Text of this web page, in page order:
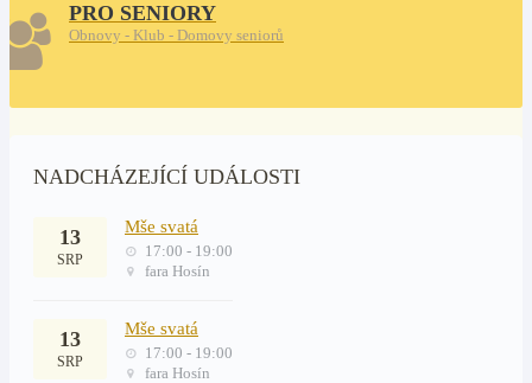
PRO SENIORY
Obnovy - Klub - Domovy seniorů
NADCHÁZEJÍCÍ UDÁLOSTI
13
SRP
Mše svatá
17:00 - 19:00
fara Hosín
13
SRP
Mše svatá
17:00 - 19:00
fara Hosín